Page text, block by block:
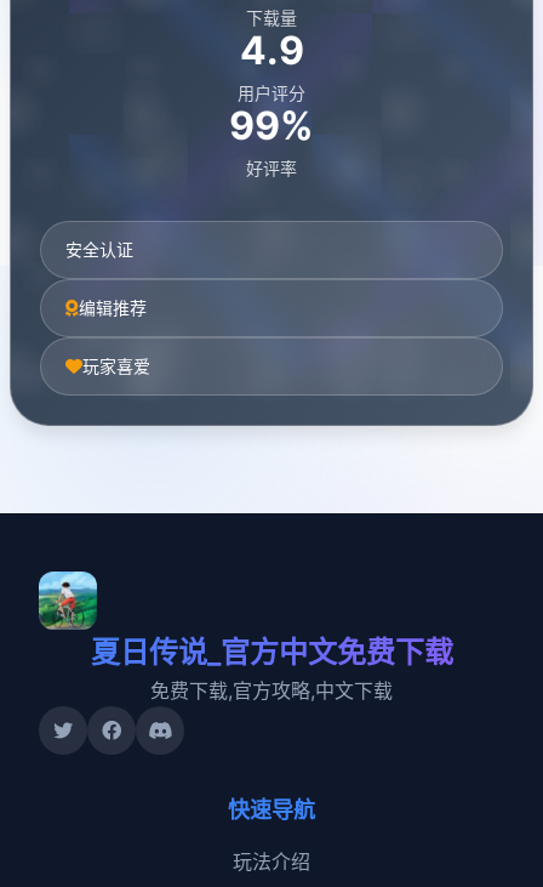
下载量
4.9
用户评分
99%
好评率
安全认证
编辑推荐
玩家喜爱
夏日传说_官方中文免费下载
免费下载,官方攻略,中文下载
快速导航
玩法介绍